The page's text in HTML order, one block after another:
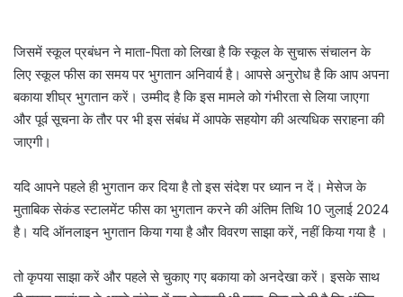
जिसमें स्कूल प्रबंधन ने माता-पिता को लिखा है कि स्कूल के सुचारू संचालन के
लिए स्कूल फीस का समय पर भुगतान अनिवार्य है। आपसे अनुरोध है कि आप अपना
बकाया शीघ्र भुगतान करें। उम्मीद है कि इस मामले को गंभीरता से लिया जाएगा
और पूर्व सूचना के तौर पर भी इस संबंध में आपके सहयोग की अत्यधिक सराहना की
जाएगी।
यदि आपने पहले ही भुगतान कर दिया है तो इस संदेश पर ध्यान न दें। मेसेज के
मुताबिक सेकंड स्टालमेंट फीस का भुगतान करने की अंतिम तिथि 10 जुलाई 2024
है। यदि ऑनलाइन भुगतान किया गया है और विवरण साझा करें, नहीं किया गया है ।
तो कृपया साझा करें और पहले से चुकाए गए बकाया को अनदेखा करें। इसके साथ